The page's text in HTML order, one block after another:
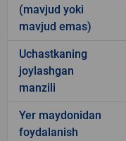
(mavjud yoki
mavjud emas)
Uchastkaning
joylashgan
manzili
Yer maydonidan
foydalanish